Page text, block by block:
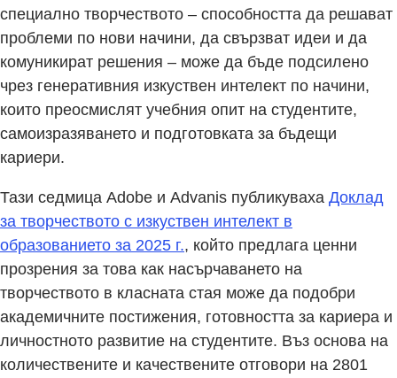
специално творчеството – способността да решават
проблеми по нови начини, да свързват идеи и да
комуникират решения – може да бъде подсилено
чрез генеративния изкуствен интелект по начини,
които преосмислят учебния опит на студентите,
самоизразяването и подготовката за бъдещи
кариери.
Тази седмица Adobe и Advanis публикуваха Доклад
за творчеството с изкуствен интелект в
образованието за 2025 г., който предлага ценни
прозрения за това как насърчаването на
творчеството в класната стая може да подобри
академичните постижения, готовността за кариера и
личностното развитие на студентите. Въз основа на
количествените и качествените отговори на 2801